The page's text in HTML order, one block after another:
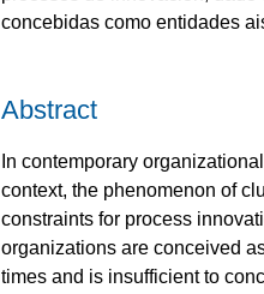
concebidas como entidades
Abstract
In contemporary
context, the phenomenon of
constraints for process
organizations are conceived
times and is insufficient to